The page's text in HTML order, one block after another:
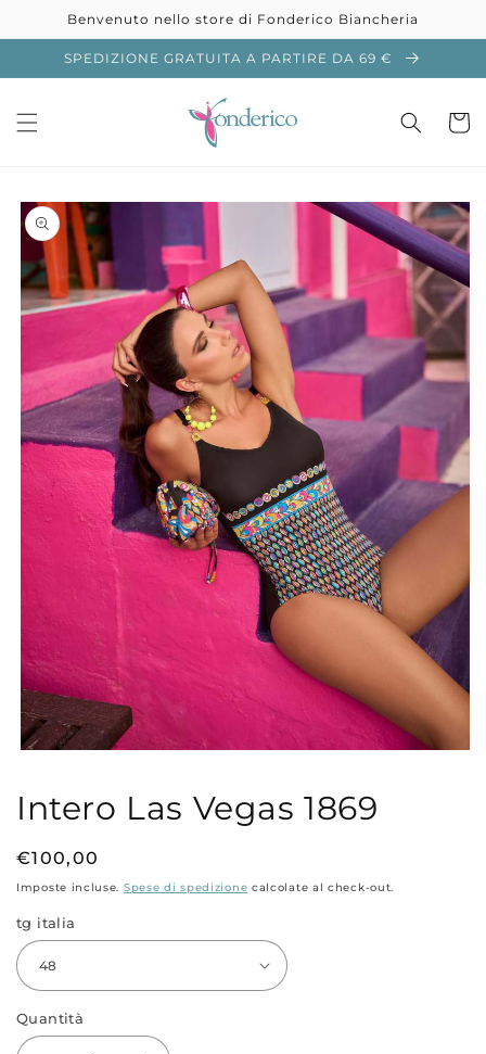
direttamente
ai contenuti
Benvenuto nello store di Fonderico Biancheria
SPEDIZIONE GRATUITA A PARTIRE DA 69 €
Passa alle
informazioni
sul prodotto
in
modale
Intero Las Vegas 1869
Prezzo
di
€100,00
Imposte incluse. Spese di spedizione calcolate al check-out.
tg italia
Quantità